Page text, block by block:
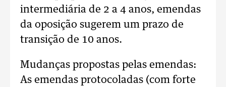
intermediária de 2 a 4 anos, emendas
da oposição sugerem um prazo de
transição de 10 anos.
Mudanças propostas pelas emendas:
As emendas protocoladas (com forte